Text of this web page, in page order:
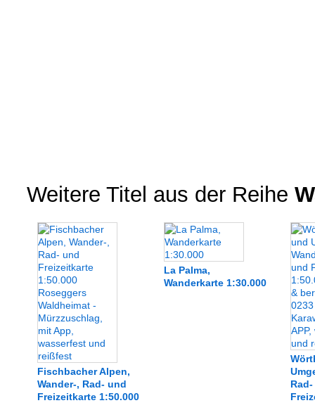
Weitere Titel aus der Reihe
Fischbacher Alpen,
Wander-, Rad- und
Freizeitkarte 1:50.000
La Palma,
Wanderkarte 1:30.000